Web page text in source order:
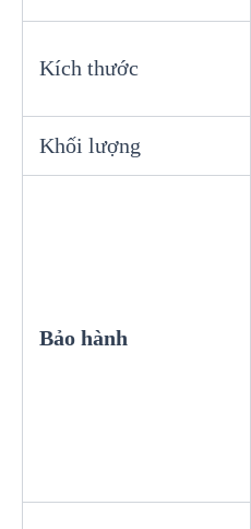
Kích thước
Khối lượng
Bảo hành